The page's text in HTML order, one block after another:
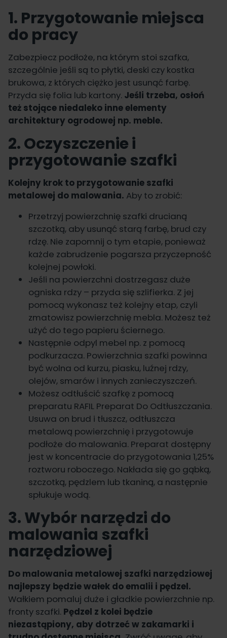
1. Przygotowanie miejsca
do pracy
Zabezpiecz podłoże, na którym stoi szafka,
szczególnie jeśli są to płytki, deski czy kostka
brukowa, z których ciężko jest usunąć farbę.
Przyda się folia lub kartony. Jeśli trzeba, osłoń
też stojące niedaleko inne elementy
architektury ogrodowej np. meble.
2. Oczyszczenie i
przygotowanie szafki
Kolejny krok to przygotowanie szafki
metalowej do malowania. Aby to zrobić:
Przetrzyj powierzchnię szafki drucianą
szczotką, aby usunąć starą farbę, brud czy
rdzę. Nie zapomnij o tym etapie, ponieważ
każde zabrudzenie pogarsza przyczepność
kolejnej powłoki.
Jeśli na powierzchni dostrzegasz duże
ogniska rdzy – przyda się szlifierka. Z jej
pomocą wykonasz też kolejny etap, czyli
zmatowisz powierzchnię mebla. Możesz też
użyć do tego papieru ściernego.
Następnie odpyl mebel np. z pomocą
podkurzacza. Powierzchnia szafki powinna
być wolna od kurzu, piasku, luźnej rdzy,
olejów, smarów i innych zanieczyszczeń.
Możesz odtłuścić szafkę z pomocą
preparatu RAFIL Preparat Do Odtłuszczania.
Usuwa on brud i tłuszcz, odtłuszcza
metalową powierzchnię i przygotowuje
podłoże do malowania. Preparat dostępny
jest w koncentracie do przygotowania 1,25%
roztworu roboczego. Nakłada się go gąbką,
szczotką, pędzlem lub tkaniną, a następnie
spłukuje wodą.
3. Wybór narzędzi do
malowania szafki
narzędziowej
Do malowania metalowej szafki narzędziowej
najlepszy będzie wałek do emalii i pędzel.
Wałkiem pomaluj duże i gładkie powierzchnie np.
fronty szafki. Pędzel z kolei będzie
niezastąpiony, aby dotrzeć w zakamarki i